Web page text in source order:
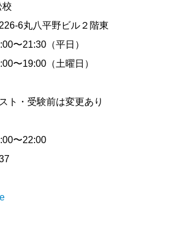
校
6丸八平野ビル２階東
〜21:30（平日）
（土曜日）
ト・受験前は変更あり
〜22:00